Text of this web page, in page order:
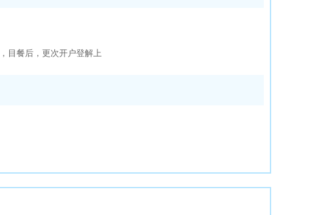
目餐后，更次开户登解上